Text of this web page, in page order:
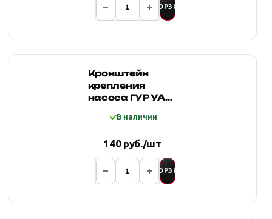
В КОРЗИНУ
Кронштейн
крепления
насоса ГУР УАЗ
2206 Евро-4
В наличии
140 руб./шт
В КОРЗИНУ